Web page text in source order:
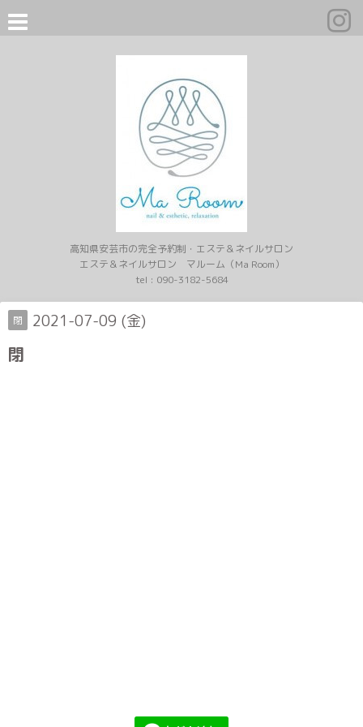
高知県安芸市の完全予約制・エステ＆ネイルサロン
エステ＆ネイルサロン マルーム（Ma Room）
tel : 090-3182-5684
閉 2021-07-09 (金)
閉